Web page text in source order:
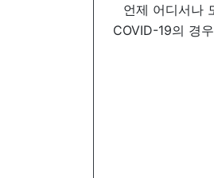
언제 어디서나
COVID-19의 경